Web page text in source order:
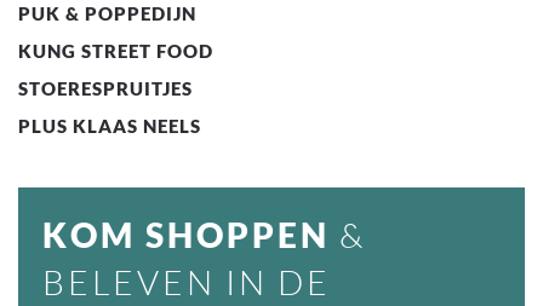
PUK & POPPEDIJN
KUNG STREET FOOD
STOERESPRUITJES
PLUS KLAAS NEELS
KOM SHOPPEN &
BELEVEN IN DE